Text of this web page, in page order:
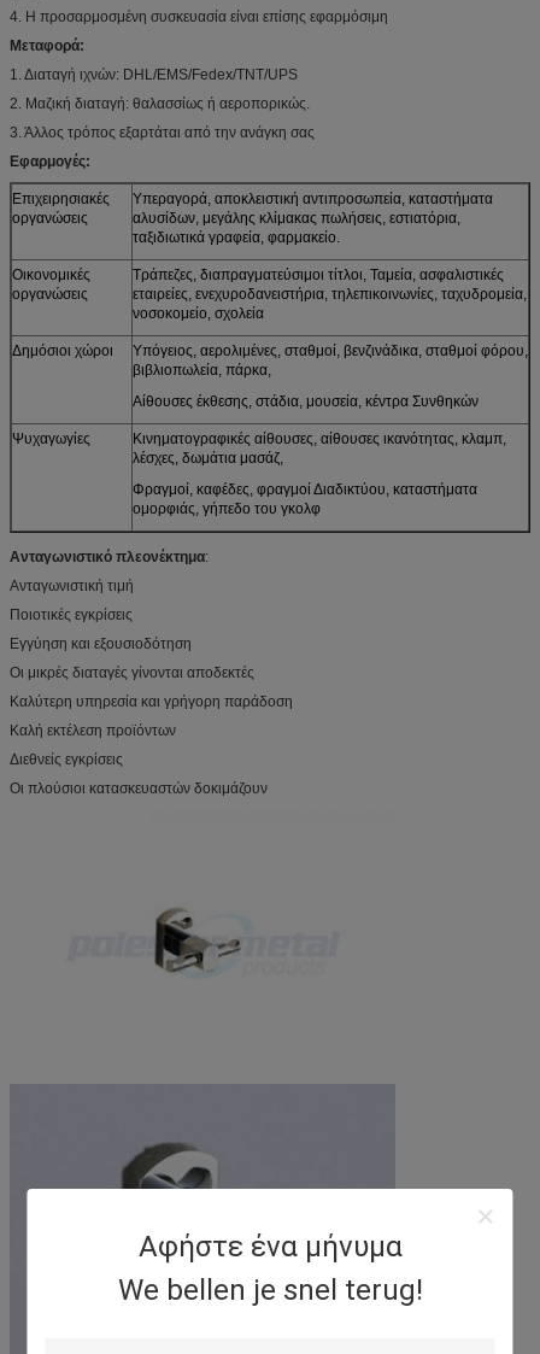
Αφήστε ένα μήνυμα
We bellen je snel terug!
4. Η προσαρμοσμένη συσκευασία είναι επίσης εφαρμόσιμη
Μεταφορά:
1. Διαταγή ιχνών: DHL/EMS/Fedex/TNT/UPS
2. Μαζική διαταγή: θαλασσίως ή αεροπορικώς.
3. Άλλος τρόπος εξαρτάται από την ανάγκη σας
Εφαρμογές:
Επιχειρησιακές
οργανώσεις
Υπεραγορά, αποκλειστική αντιπροσωπεία, καταστήματα
αλυσίδων, μεγάλης κλίμακας πωλήσεις, εστιατόρια,
ταξιδιωτικά γραφεία, φαρμακείο.
Οικονομικές
οργανώσεις
Τράπεζες, διαπραγματεύσιμοι τίτλοι, Ταμεία, ασφαλιστικές
εταιρείες, ενεχυροδανειστήρια, τηλεπικοινωνίες, ταχυδρομεία,
νοσοκομείο, σχολεία
Δημόσιοι χώροι
Υπόγειος, αερολιμένες, σταθμοί, βενζινάδικα, σταθμοί φόρου,
βιβλιοπωλεία, πάρκα,
Αίθουσες έκθεσης, στάδια, μουσεία, κέντρα Συνθηκών
Ψυχαγωγίες
Κινηματογραφικές αίθουσες, αίθουσες ικανότητας, κλαμπ,
λέσχες, δωμάτια μασάζ,
Φραγμοί, καφέδες, φραγμοί Διαδικτύου, καταστήματα
ομορφιάς, γήπεδο του γκολφ
Ανταγωνιστικό πλεονέκτημα:
Ανταγωνιστική τιμή
Ποιοτικές εγκρίσεις
Εγγύηση και εξουσιοδότηση
Οι μικρές διαταγές γίνονται αποδεκτές
Καλύτερη υπηρεσία και γρήγορη παράδοση
Καλή εκτέλεση προϊόντων
Διεθνείς εγκρίσεις
Οι πλούσιοι κατασκευαστών δοκιμάζουν